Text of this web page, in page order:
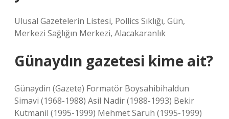
Ulusal Gazetelerin Listesi, Pollics Sıklığı, Gün,
Merkezi Sağlığın Merkezi, Alacakaranlık
Günaydın gazetesi kime ait?
Günaydin (Gazete) Formatör Boysahibihaldun
Simavi (1968-1988) Asil Nadir (1988-1993) Bekir
Kutmanil (1995-1999) Mehmet Saruh (1995-1999)